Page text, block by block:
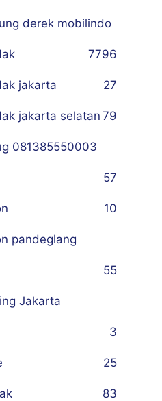
derek mobilindo
96
77
jakarta 27
jakarta selatan 79
081385550003
57
10
pandeglang
55
Jakarta
3
25
83